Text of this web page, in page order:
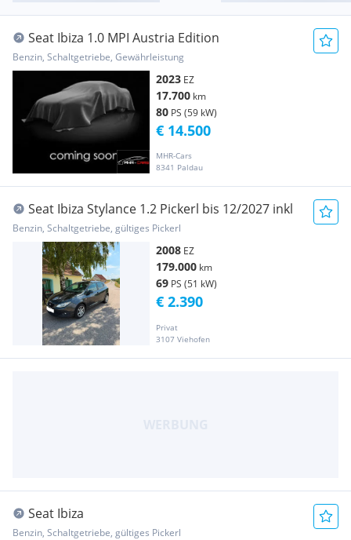
Seat Ibiza 1.0 MPI Austria Edition
Benzin, Schaltgetriebe, Gewährleistung
2023 EZ
17.700 km
80 PS (59 kW)
MHR-Cars
8341 Paldau
€ 14.500
Seat Ibiza Stylance 1.2 Pickerl bis 12/2027 inkl
Benzin, Schaltgetriebe, gültiges Pickerl
2008 EZ
179.000 km
69 PS (51 kW)
Privat
3107 Viehofen
€ 2.390
Seat Ibiza
Benzin, Schaltgetriebe, gültiges Pickerl